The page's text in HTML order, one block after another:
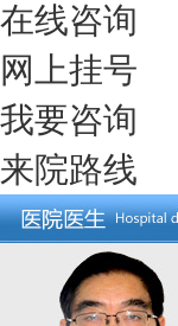
在线咨询
网上挂号
我要咨询
来院路线